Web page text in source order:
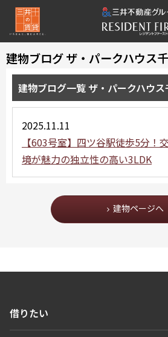
建物ブログ ザ・パークハウス
建物ブログ一覧 ザ・パークハウ
2025.11.11
【603号室】四ツ谷駅徒歩5分！
境が魅力の独立性の高い3LDK
建物ページへ
借りたい